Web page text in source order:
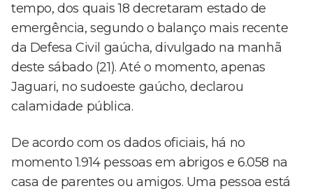
tempo, dos quais 18 decretaram estado de
emergência, segundo o balanço mais recente
da Defesa Civil gaúcha, divulgado na manhã
deste sábado (21). Até o momento, apenas
Jaguari, no sudoeste gaúcho, declarou
calamidade pública.
De acordo com os dados oficiais, há no
momento 1.914 pessoas em abrigos e 6.058 na
casa de parentes ou amigos. Uma pessoa está